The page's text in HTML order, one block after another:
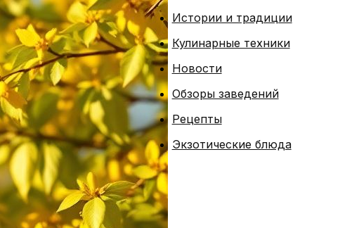
Истории и традиции
Кулинарные техники
Новости
Обзоры заведений
Рецепты
Экзотические блюда